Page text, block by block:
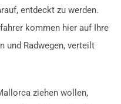
entdeckt zu werden.
kommen hier auf Ihre
und Radwegen, verteilt
ziehen wollen,